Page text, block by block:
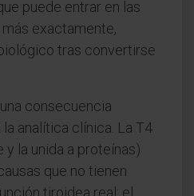
puede entrar en las
exactamente,
tras convertirse
consecuencia
analítica clínica. La T4
y la unida a proteínas)
que no tienen
tiroidea real: el